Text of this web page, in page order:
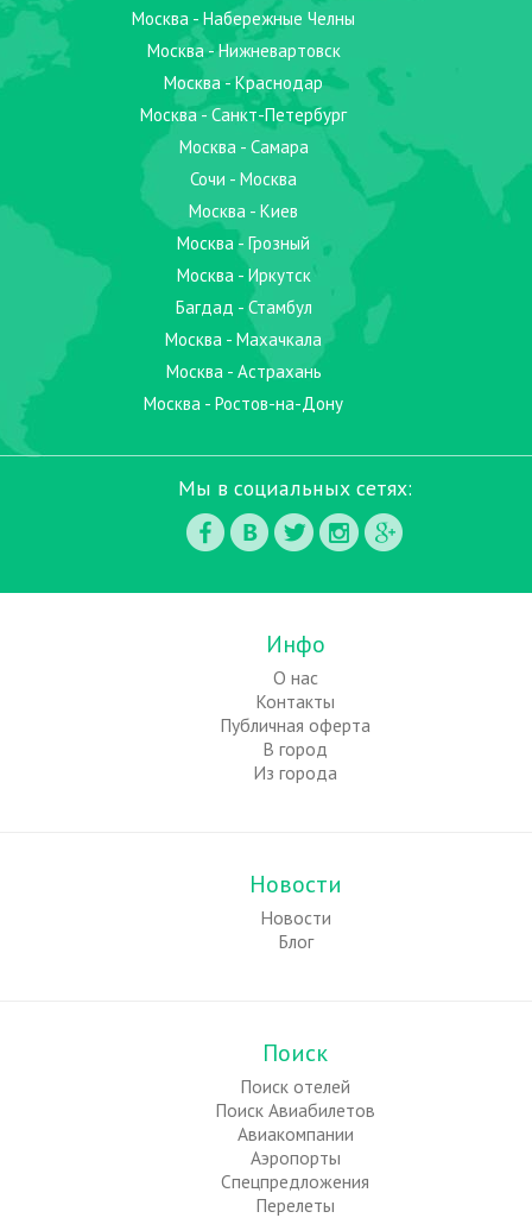
Москва - Набережные Челны
Москва - Нижневартовск
Москва - Краснодар
Москва - Санкт-Петербург
Москва - Самара
Сочи - Москва
Москва - Киев
Москва - Грозный
Москва - Иркутск
Багдад - Стамбул
Москва - Махачкала
Москва - Астрахань
Москва - Ростов-на-Дону
Мы в социальных сетях:
Инфо
О нас
Контакты
Публичная оферта
В город
Из города
Новости
Новости
Блог
Поиск
Поиск отелей
Поиск Авиабилетов
Авиакомпании
Аэропорты
Спецпредложения
Перелеты